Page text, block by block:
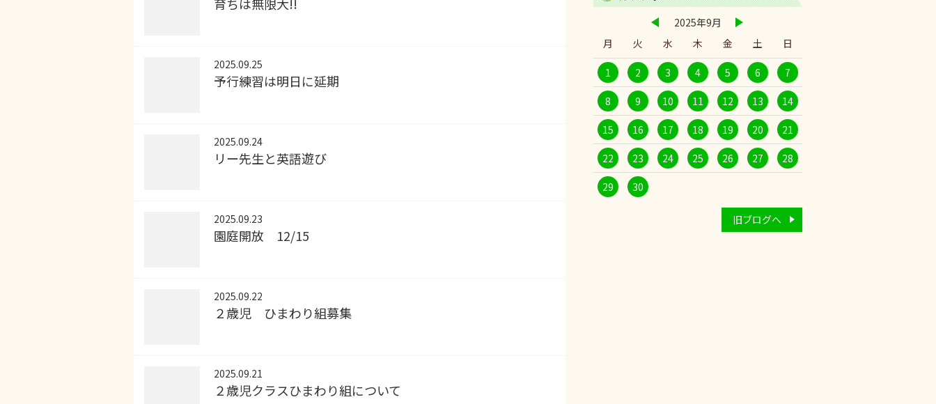
育ちは無限大!!
2025.09.25
予行練習は明日に延期
2025.09.24
リー先生と英語遊び
2025.09.23
園庭開放 12/15
2025.09.22
２歳児 ひまわり組募集
2025.09.21
２歳児クラスひまわり組について
2025年9月
月
火 水 木 金 土 日
1 2 3 4 5 6 7
8 9 10 11 12 13 14
15 16 17 18 19 20 21
22 23 24 25 26 27 28
29 30
旧ブログへ